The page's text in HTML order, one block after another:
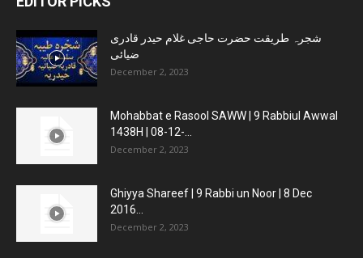
شجرہ طریقت حضرت حاجی غلام حیدر قادری
ضیائی
December 2, 2023
Mohabbat e Rasool SAWW | 9 Rabbiul Awwal
1438H | 08-12-...
December 2, 2023
Ghiyya Shareef | 9 Rabbi un Noor | 8 Dec
2016...
December 2, 2023